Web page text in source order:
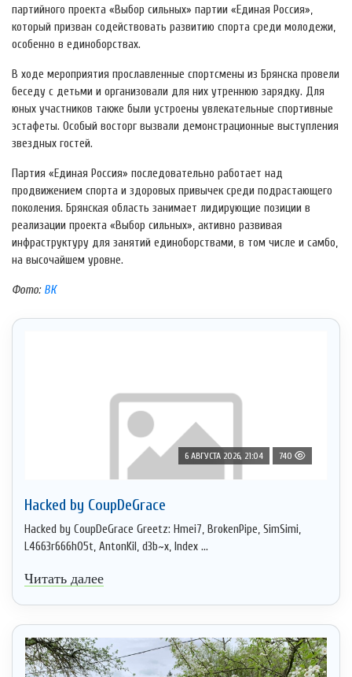
партийного проекта «Выбор сильных» партии «Единая Россия»,
который призван содействовать развитию спорта среди молодежи,
особенно в единоборствах.
В ходе мероприятия прославленные спортсмены из Брянска провели
беседу с детьми и организовали для них утреннюю зарядку. Для
юных участников также были устроены увлекательные спортивные
эстафеты. Особый восторг вызвали демонстрационные выступления
звездных гостей.
Партия «Единая Россия» последовательно работает над
продвижением спорта и здоровых привычек среди подрастающего
поколения. Брянская область занимает лидирующие позиции в
реализации проекта «Выбор сильных», активно развивая
инфраструктуру для занятий единоборствами, в том числе и самбо,
на высочайшем уровне.
Фото: ВК
6 АВГУСТА 2026, 21:04 740
Hacked by CoupDeGrace
Hacked by CoupDeGrace Greetz: Hmei7, BrokenPipe, SimSimi,
L4663r666h05t, AntonKil, d3b~x, Index ...
Читать далее